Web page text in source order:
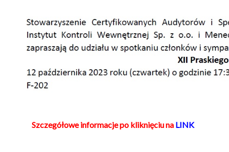
Szczegółowe informacje po kliknięciu na LINK